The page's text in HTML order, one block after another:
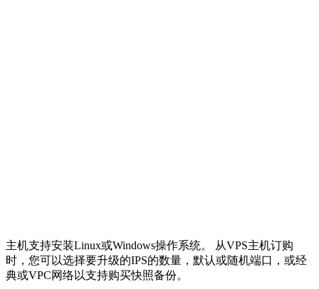
主机支持安装Linux或Windows操作系统。 从VPS主机订购
时，您可以选择要升级的IPS的数量，默认或随机端口，或经
典或VPC网络以支持购买快照备份。